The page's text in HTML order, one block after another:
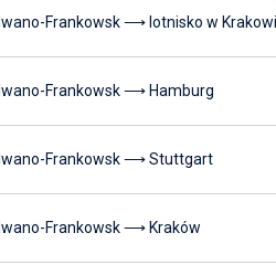
Iwano-Frankowsk ⟶ lotnisko w
Iwano-Frankowsk ⟶ Hamburg
Iwano-Frankowsk ⟶ Stuttgart
Iwano-Frankowsk ⟶ Kraków